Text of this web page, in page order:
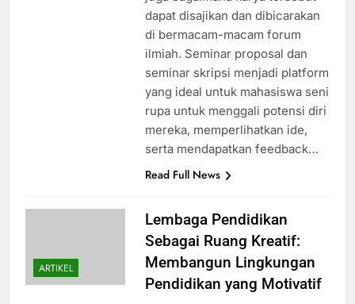
dapat disajikan dan dibicarakan
di bermacam-macam forum
ilmiah. Seminar proposal dan
seminar skripsi menjadi platform
yang ideal untuk mahasiswa seni
rupa untuk menggali potensi diri
mereka, memperlihatkan ide,
serta mendapatkan feedback…
Read Full News
ARTIKEL
Lembaga Pendidikan
Sebagai Ruang Kreatif:
Membangun Lingkungan
Pendidikan yang Motivatif